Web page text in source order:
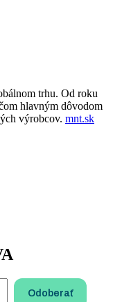
trhu. Od roku
hlavným dôvodom
výrobcov. mnt.sk